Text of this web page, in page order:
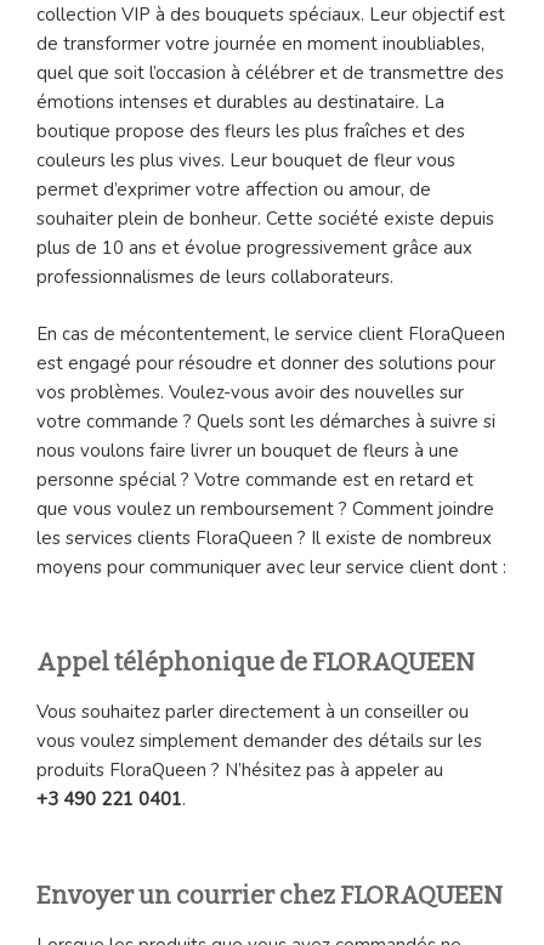
collection VIP à des bouquets spéciaux. Leur objectif est
de transformer votre journée en moment inoubliables,
quel que soit l’occasion à célébrer et de transmettre des
émotions intenses et durables au destinataire. La
boutique propose des fleurs les plus fraîches et des
couleurs les plus vives. Leur bouquet de fleur vous
permet d’exprimer votre affection ou amour, de
souhaiter plein de bonheur. Cette société existe depuis
plus de 10 ans et évolue progressivement grâce aux
professionnalismes de leurs collaborateurs.
En cas de mécontentement, le service client FloraQueen
est engagé pour résoudre et donner des solutions pour
vos problèmes. Voulez-vous avoir des nouvelles sur
votre commande ? Quels sont les démarches à suivre si
nous voulons faire livrer un bouquet de fleurs à une
personne spécial ? Votre commande est en retard et
que vous voulez un remboursement ? Comment joindre
les services clients FloraQueen ? Il existe de nombreux
moyens pour communiquer avec leur service client dont :
Appel téléphonique de FLORAQUEEN
Vous souhaitez parler directement à un conseiller ou
vous voulez simplement demander des détails sur les
produits FloraQueen ? N’hésitez pas à appeler au
+3 490 221 0401.
Envoyer un courrier chez FLORAQUEEN